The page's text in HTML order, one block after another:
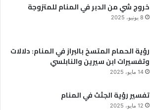
خروج شي من الدبر في المنام للمتزوجة
8 يونيو، 2025
رؤية الحمام المتسخ بالبراز في المنام: دلالات
وتفسيرات ابن سيرين والنابلسي
14 مايو، 2025
تفسير رؤية الجثث في المنام
12 مايو، 2025